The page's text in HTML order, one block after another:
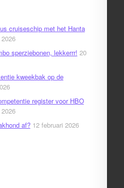
cruiseschip met het Hanta
sperziebonen, lekkerrr! 20
kweekbak op de
register voor HBO
af? 12 februari 2026